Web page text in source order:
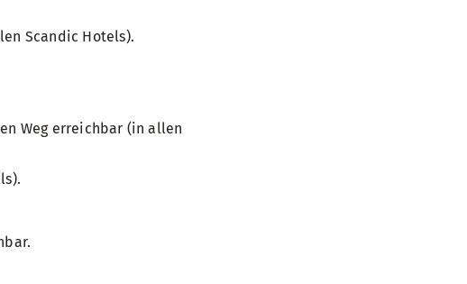
Scandic Hotels).
Weg erreichbar (in allen